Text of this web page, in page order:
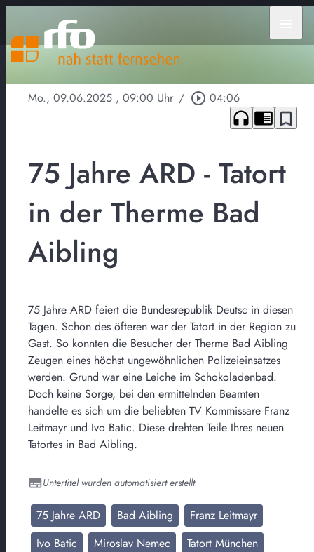
Mo., 09.06.2025 , 09:00 Uhr / play_circle_outline 04:06
headphones chrome_reader_mode bookmark_border
75 Jahre ARD - Tatort
in der Therme Bad
Aibling
75 Jahre ARD feiert die Bundesrepublik Deutsc in diesen
Tagen. Schon des öfteren war der Tatort in der Region zu
Gast. So konnten die Besucher der Therme Bad Aibling
Zeugen eines höchst ungewöhnlichen Polizeieinsatzes
werden. Grund war eine Leiche im Schokoladenbad.
Doch keine Sorge, bei den ermittelnden Beamten
handelte es sich um die beliebten TV Kommissare Franz
Leitmayr und Ivo Batic. Diese drehten Teile Ihres neuen
Tatortes in Bad Aibling.
Untertitel wurden automatisiert erstellt
75 Jahre ARD Bad Aibling
Franz Leitmayr
Ivo Batic
Miroslav Nemec
Tatort München